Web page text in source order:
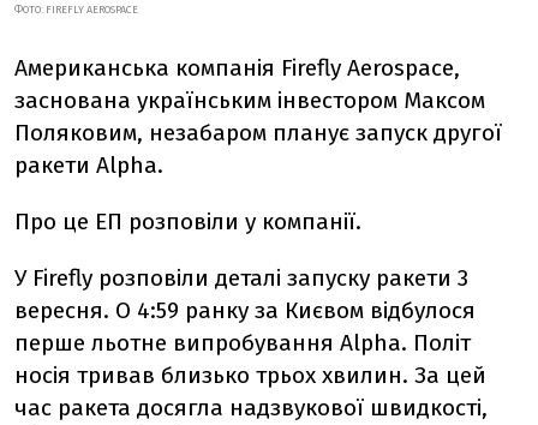
ФОТО: FIREFLY AEROSPACE
Американська компанія Firefly Aerospace,
заснована українським інвестором Максом
Поляковим, незабаром планує запуск другої
ракети Alpha.
Про це ЕП розповіли у компанії.
У Firefly розповіли деталі запуску ракети 3
вересня. О 4:59 ранку за Києвом відбулося
перше льотне випробування Alpha. Політ
носія тривав близько трьох хвилин. За цей
час ракета досягла надзвукової швидкості,